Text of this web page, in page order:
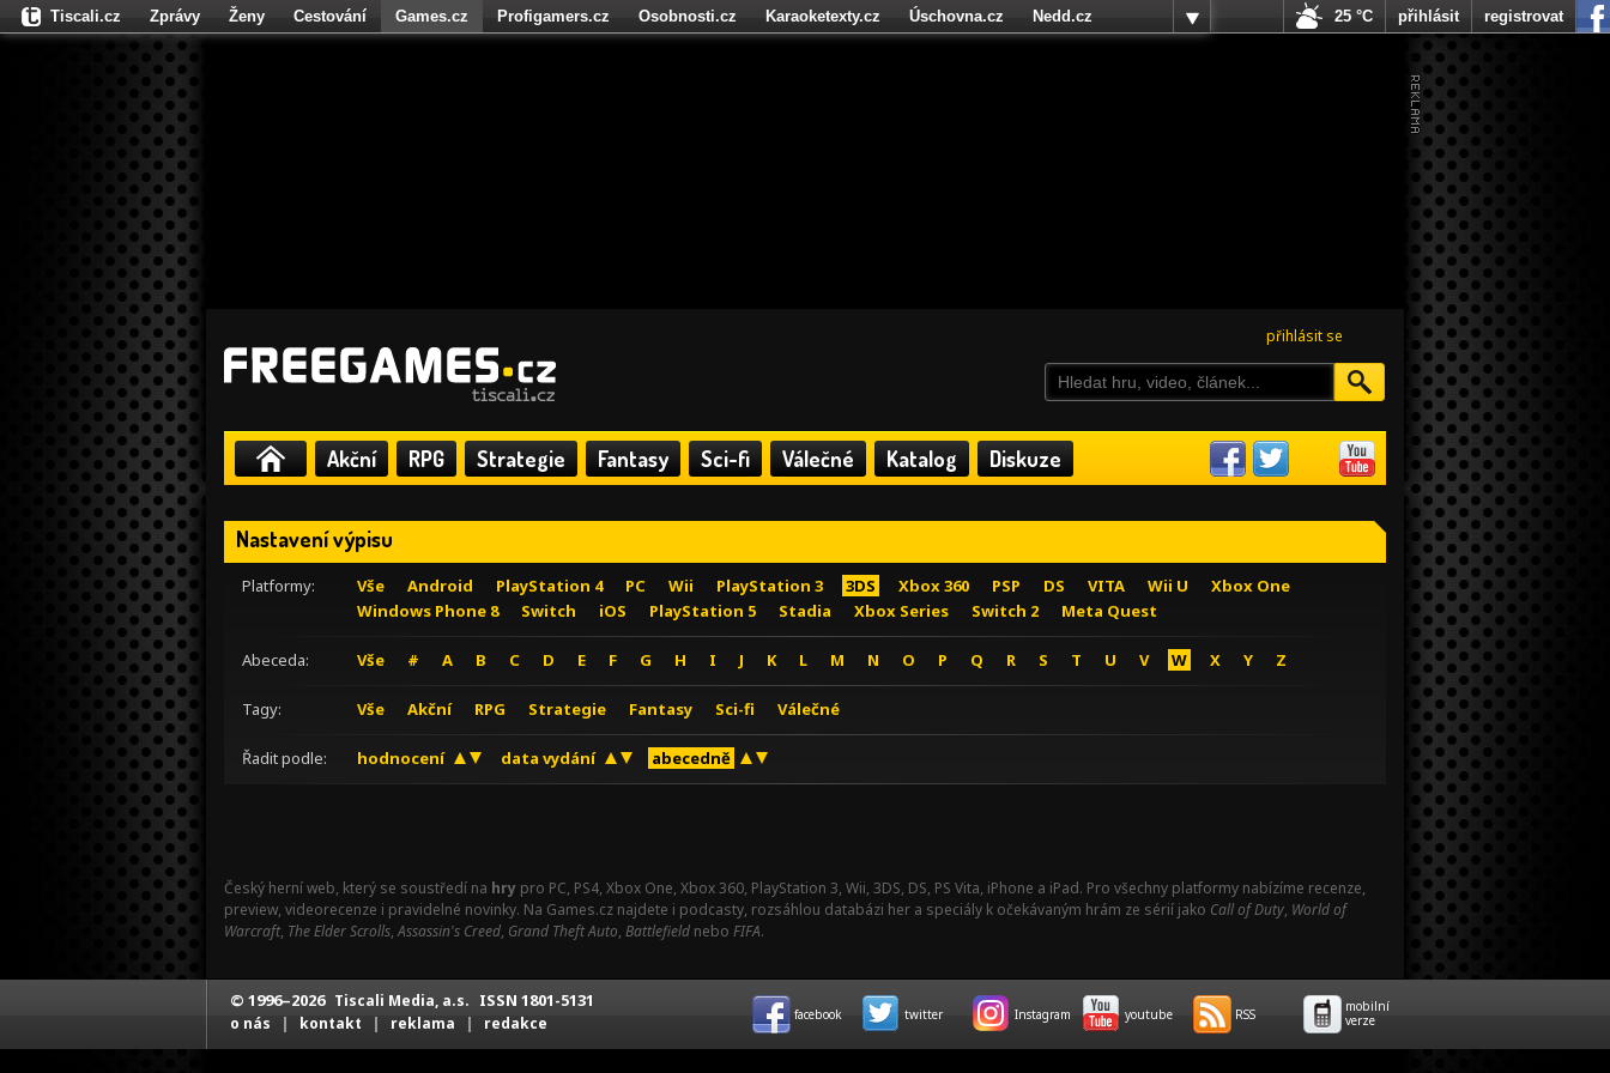
přihlásit se
Akční RPG Strategie Fantasy Sci-fi Válečné Katalog Diskuze
Nastavení výpisu
Platformy: Vše Android PlayStation 4 PC Wii PlayStation 3 3DS Xbox 360 PSP DS VITA Wii U
Xbox One
Windows Phone 8
Switch iOS PlayStation 5 Stadia Xbox Series Switch 2 Meta Quest
Abeceda: Vše # A B C D E F G H I J K L M N O P Q R S T U V W X Y Z
Tagy: Vše Akční RPG Strategie Fantasy Sci-fi Válečné
Řadit podle: hodnocení data vydání abecedně
Český herní web, který se soustředí na hry pro PC, PS4, Xbox One, Xbox 360, PlayStation 3, Wii, 3DS, DS, PS Vita, iPhone a iPad. Pro všechny platformy nabízíme recenze,
preview, videorecenze i pravidelné novinky. Na Games.cz najdete i podcasty, rozsáhlou databázi her a speciály k očekávaným hrám ze sérií jako Call of Duty, World of
Warcraft, The Elder Scrolls,Assassin's Creed, Grand Theft Auto, Battlefield nebo FIFA.
Tiscali.cz Zprávy Ženy Cestování Games.cz Profigamers.cz Osobnosti.cz Karaoketexty.cz Úschovna.cz
Nedd.cz
Fights.cz
25 °C přihlásit registrovat
© 1996–2026 Tiscali Media, a.s. ISSN 1801-5131
o nás | kontakt | reklama | redakce facebook twitter Instagram youtube RSS
mobilní
verze